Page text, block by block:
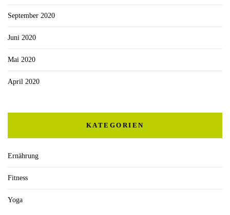
September 2020
Juni 2020
Mai 2020
April 2020
KATEGORIEN
Ernährung
Fitness
Yoga